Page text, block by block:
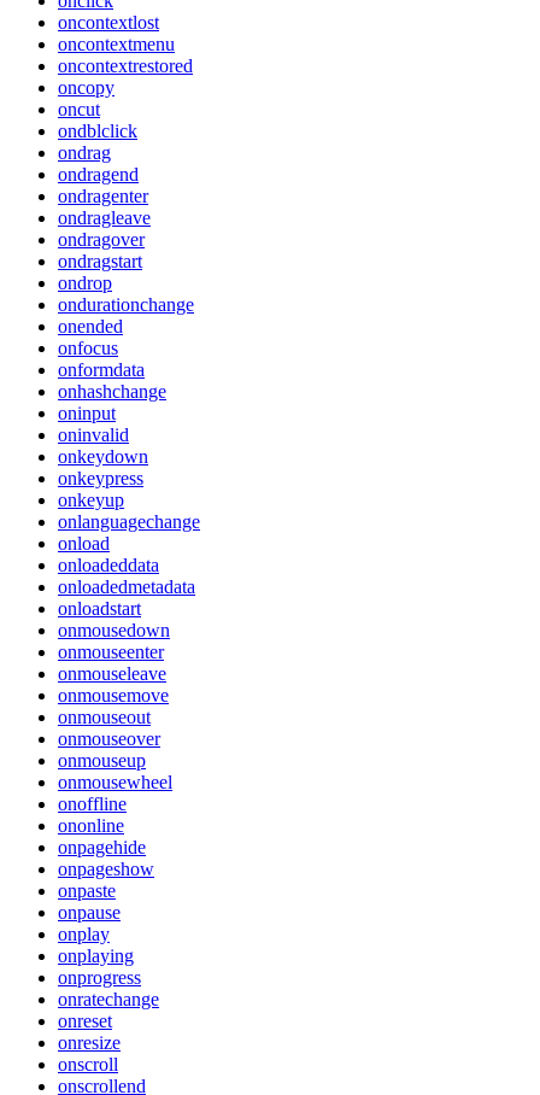
oncontextlost
oncontextmenu
oncontextrestored
oncopy
oncut
ondblclick
ondrag
ondragend
ondragenter
ondragleave
ondragover
ondragstart
ondrop
ondurationchange
onended
onfocus
onformdata
onhashchange
oninput
oninvalid
onkeydown
onkeypress
onkeyup
onlanguagechange
onload
onloadeddata
onloadedmetadata
onloadstart
onmousedown
onmouseenter
onmouseleave
onmousemove
onmouseout
onmouseover
onmouseup
onmousewheel
onoffline
ononline
onpagehide
onpageshow
onpaste
onpause
onplay
onplaying
onprogress
onratechange
onreset
onresize
onscroll
onscrollend